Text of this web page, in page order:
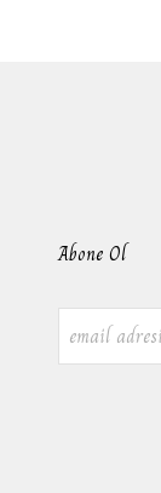
Abone Ol